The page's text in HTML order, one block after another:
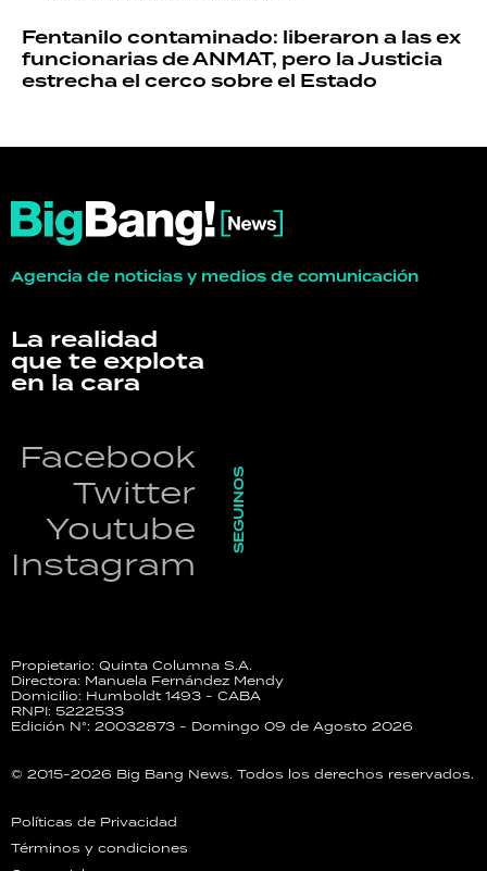
Fentanilo contaminado: liberaron a las ex
funcionarias de ANMAT, pero la Justicia
estrecha el cerco sobre el Estado
Agencia de noticias y medios de comunicación
La realidad
que te explota
en la cara
Facebook
Twitter
Youtube
Instagram
SEGUINOS
Propietario: Quinta Columna S.A.
Directora: Manuela Fernández Mendy
Domicilio: Humboldt 1493 - CABA
RNPI: 5222533
Edición N°: 20032873 - Domingo 09 de Agosto 2026
© 2015-2026 Big Bang News. Todos los derechos reservados.
Políticas de Privacidad
Términos y condiciones